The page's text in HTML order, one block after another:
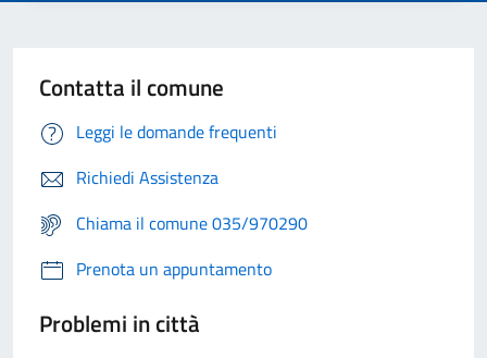
Contatta il comune
Leggi le domande frequenti
Richiedi Assistenza
Chiama il comune 035/970290
Prenota un appuntamento
Problemi in città